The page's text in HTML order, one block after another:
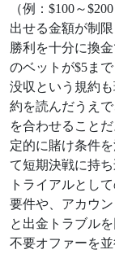
（例：$100～
出せる金額が制
勝利を十分に換
のベットが$5ま
没収という規約
約を読んだうえ
を合わせること
定的に賭け条件
て短期決戦に持
トライアルとし
要件や、アカウ
と出金トラブル
不要オファーを